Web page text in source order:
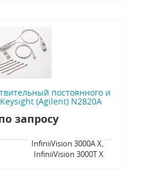
постоянного и
(Agilent) N2820A
запросу
InfiniiVision 3000A X,
InfiniiVision 3000T X